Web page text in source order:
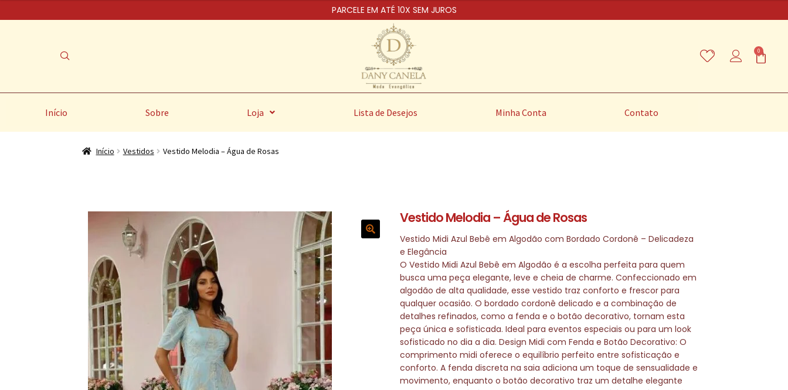
PARCELE EM ATÉ 10X SEM JUROS
0
Início Sobre Loja Lista de Desejos Minha Conta Contato
Início Vestidos Vestido Melodia – Água de Rosas
Vestido Melodia – Água de Rosas
Vestido Midi Azul Bebê em Algodão com Bordado Cordonê – Delicadeza
e Elegância
O Vestido Midi Azul Bebê em Algodão é a escolha perfeita para quem
busca uma peça elegante, leve e cheia de charme. Confeccionado em
algodão de alta qualidade, esse vestido traz conforto e frescor para
qualquer ocasião. O bordado cordonê delicado e a combinação de
detalhes refinados, como a fenda e o botão decorativo, tornam esta
peça única e sofisticada. Ideal para eventos especiais ou para um look
sofisticado no dia a dia. Design Midi com Fenda e Botão Decorativo: O
comprimento midi oferece o equilíbrio perfeito entre sofisticação e
conforto. A fenda discreta na saia adiciona um toque de sensualidade e
movimento, enquanto o botão decorativo traz um detalhe elegante